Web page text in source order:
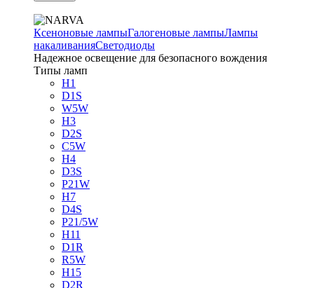
Ксеноновые лампыГалогеновые лампыЛампы
накаливанияСветодиоды
Надежное освещение для безопасного вождения
Типы ламп
H1
D1S
W5W
H3
D2S
C5W
H4
D3S
P21W
H7
D4S
P21/5W
H11
D1R
R5W
H15
D2R